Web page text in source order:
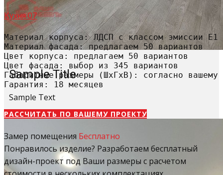
Sample Title
Sample Text
Кухня 07
Материал корпуса: ЛДСП с классом эмиссии Е1
Материал фасада: предлагаем 50 вариантов
Цвет корпуса: предлагаем 50 вариантов
Цвет фасада: выбор из 345 вариантов
Габаритные размеры (ШхГхВ): согласно вашему
Гарантия: 18 месяцев
РАССЧИТАТЬ​ ПО ВАШЕМУ ПРОЕКТУ
Замер помещения Бесплатно
Понравилось изделие? Разработаем бесплатный
дизайн-проект под Ваши размеры с расчетом